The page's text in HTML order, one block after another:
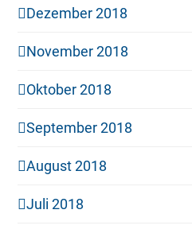
Dezember 2018
November 2018
Oktober 2018
September 2018
August 2018
Juli 2018